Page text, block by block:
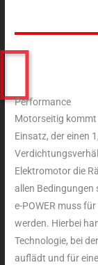
Performance
Motorseitig kommt
Einsatz, der einen
Elektromotor die
allen Bedingungen
e-POWER muss
werden. Hierbei
Technologie, bei
auflädt und für